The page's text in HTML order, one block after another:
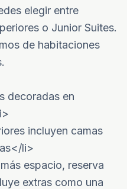
elegir entre
o Junior Suites.
de habitaciones
decoradas en
incluyen camas
li>
espacio, reserva
extras como una